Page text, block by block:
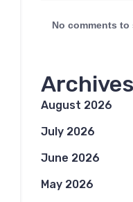
No comments to
Archives
August 2026
July 2026
June 2026
May 2026